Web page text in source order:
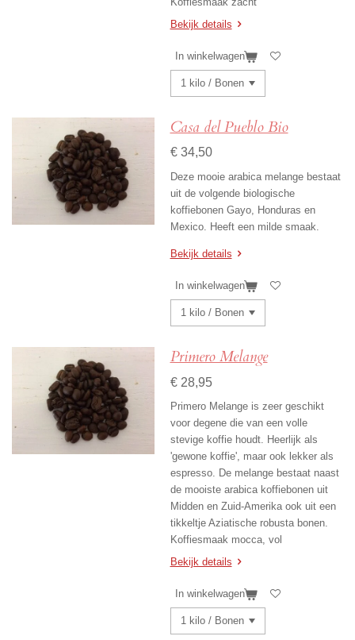
Bekijk details
In winkelwagen
Casa del Pueblo Bio
€ 34,50
Deze mooie arabica melange bestaat
uit de volgende biologische
koffiebonen Gayo, Honduras en
Mexico. Heeft een milde smaak.
Bekijk details
In winkelwagen
Primero Melange
€ 28,95
Primero Melange is zeer geschikt
voor degene die van een volle
stevige koffie houdt. Heerlijk als
'gewone koffie', maar ook lekker als
espresso. De melange bestaat naast
de mooiste arabica koffiebonen uit
Midden en Zuid-Amerika ook uit een
tikkeltje Aziatische robusta bonen.
Koffiesmaak mocca, vol
Bekijk details
In winkelwagen